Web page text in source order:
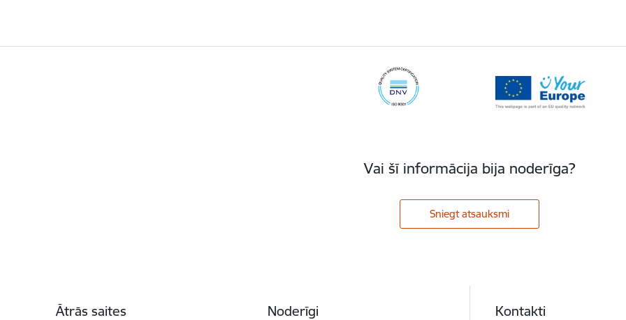
Vai šī informācija bija noderīga?
Sniegt atsauksmi
Ātrās saites Noderīgi Kontakti